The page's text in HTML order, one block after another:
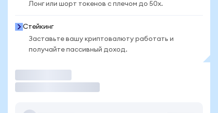
Лонг или шорт токенов с плечом до 50x.
Стейкинг
Заставьте вашу криптовалюту работать и
получайте пассивный доход.